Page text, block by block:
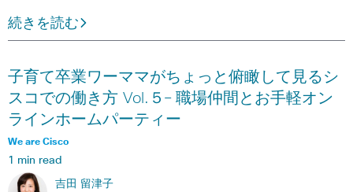
続きを読む
子育て卒業ワーママがちょっと俯瞰して見るシ
スコでの働き方 Vol.５– 職場仲間とお手軽オン
ラインホームパーティー
We are Cisco
1 min read
吉田 留津子